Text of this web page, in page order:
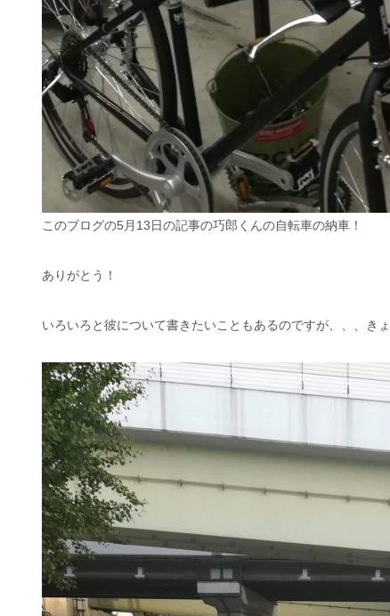
このブログの5月13日の記事の巧郎くんの自転車の納車！
ありがとう！
いろいろと彼について書きたいこともあるのですが、、、き